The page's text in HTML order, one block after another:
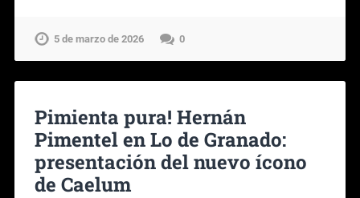
5 de marzo de 2026 0
Pimienta pura! Hernán
Pimentel en Lo de Granado:
presentación del nuevo ícono
de Caelum